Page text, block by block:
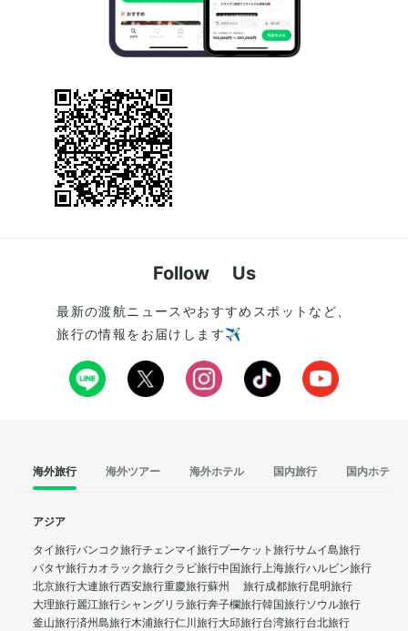
Follow Us
最新の渡航ニュースやおすすめスポットなど、
旅行の情報をお届けします✈️
海外旅行 海外ツアー 海外ホテル 国内旅行 国内ホテル
アジア
タイ旅行バンコク旅行チェンマイ旅行プーケット旅行サムイ島旅行
パタヤ旅行カオラック旅行クラビ旅行中国旅行上海旅行ハルビン旅行
北京旅行大連旅行西安旅行重慶旅行蘇州 旅行成都旅行昆明旅行
大理旅行麗江旅行シャングリラ旅行奔子欄旅行韓国旅行ソウル旅行
釜山旅行済州島旅行木浦旅行仁川旅行大邱旅行台湾旅行台北旅行